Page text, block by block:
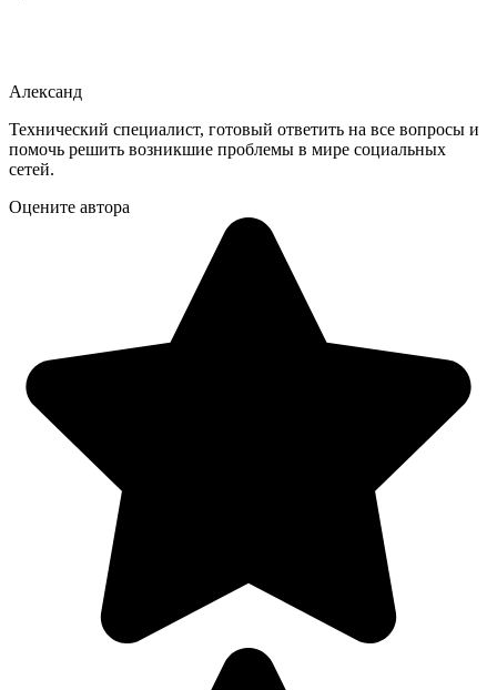
Александ
Технический специалист, готовый ответить на все вопросы и
помочь решить возникшие проблемы в мире социальных
сетей.
Оцените автора